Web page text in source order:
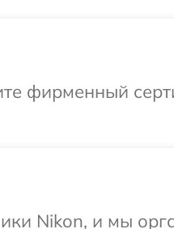
фирменный
Nikon, и мы